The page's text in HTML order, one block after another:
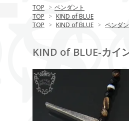
TOP > ペンダント
TOP > KIND of BLUE
TOP > KIND of BLUE > ペンダ
KIND of BLUE-カイ